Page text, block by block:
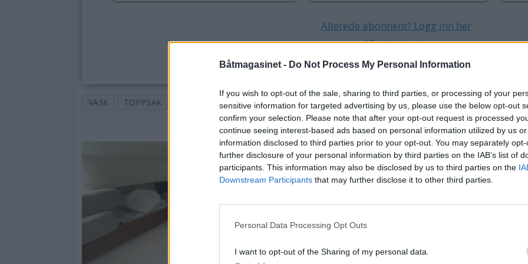
Båtmagasinet - Do Not Process My Personal Information
If you wish to opt-out of the sale, sharing to third parties, or processing of your
sensitive information for targeted advertising by us, please use the below opt-out
confirm your selection. Please note that after your opt-out request is processed
continue seeing interest-based ads based on personal information utilized by us
information disclosed to third parties prior to your opt-out. You may separately
further disclosure of your personal information by third parties on the IAB’s list of
participants. This information may also be disclosed by us to third parties on the
Downstream Participants that may further disclose it to other third parties.
Personal Data Processing Opt Outs
I want to opt-out of the Sharing of my personal data.
Allerede abonnent? Logg inn her
Gå til Min side
VASK TOPPSAK PRAKTISK BÅTLIV VIDEO